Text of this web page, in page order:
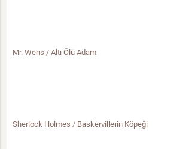
Mr. Wens / Altı Ölü Adam
Sherlock Holmes / Baskervillerin Köpeği